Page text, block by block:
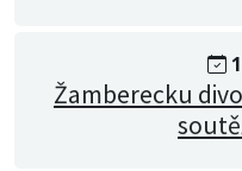
Žamberecku